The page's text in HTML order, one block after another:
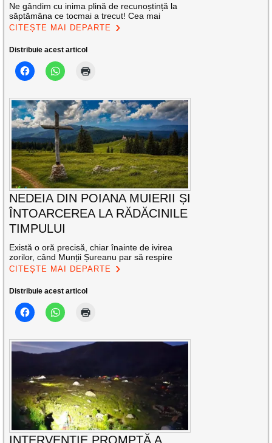
Ne gândim cu inima plină de recunoștință la
săptămâna ce tocmai a trecut! Cea mai
CITEȘTE MAI DEPARTE
Distribuie acest articol
NEDEIA DIN POIANA MUIERII ȘI
ÎNTOARCEREA LA RĂDĂCINILE
TIMPULUI
Există o oră precisă, chiar înainte de ivirea
zorilor, când Munții Șureanu par să respire
CITEȘTE MAI DEPARTE
Distribuie acest articol
INTERVENȚIE PROMPTĂ A